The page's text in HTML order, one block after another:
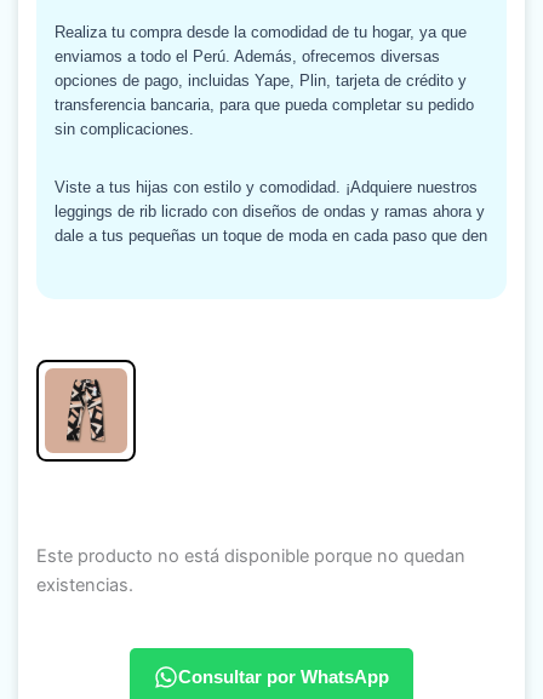
Realiza tu compra desde la comodidad de tu hogar, ya que
enviamos a todo el Perú. Además, ofrecemos diversas
opciones de pago, incluidas Yape, Plin, tarjeta de crédito y
transferencia bancaria, para que pueda completar su pedido
sin complicaciones.
Viste a tus hijas con estilo y comodidad. ¡Adquiere nuestros
leggings de rib licrado con diseños de ondas y ramas ahora y
dale a tus pequeñas un toque de moda en cada paso que den
Este producto no está disponible porque no quedan
existencias.
Consultar por WhatsApp